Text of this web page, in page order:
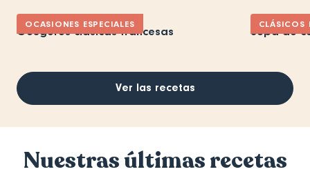
OCASIONES ESPECIALES
Gougères clásicas francesas
CLÁSICOS
Sopa de
Ver las recetas
Nuestras últimas recetas